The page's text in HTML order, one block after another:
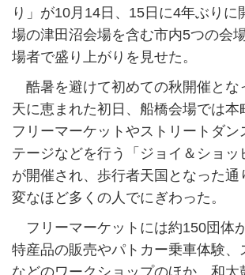
り」が10月14日、15日に4年ぶりに
場の津田沼会場を含む市内5つの会
場者で盛り上がりを見せた。
酷暑を避けて初めての秋開催とな
天に恵まれた初日、船橋会場では本
フリーマーケットやストリートダン
テージなどを行う「ジョイ＆ショッ
が開催され、歩行者天国となった通
変なほど多くの人でにぎわった。
フリーマーケットには約150団体
特産品の販売やパトカー乗車体験、